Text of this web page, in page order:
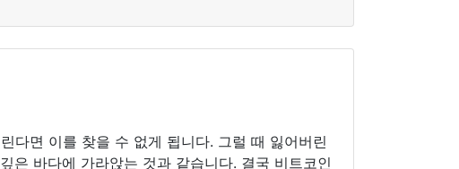
다면 이를 찾을 수 없게 됩니다. 그럴 때 잃어버린
은 바다에 가라앉는 것과 같습니다. 결국 비트코인